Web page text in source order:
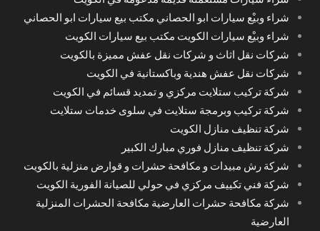
شراء وبيْع سيارات ابو الحصاني مكتب بيع سيارات ابو الحصاني
شراء وبيْع سيارات الكويت مكتب بيع سيارات الكويت
شركات نقل اثاث و شركات نقل عفش مميزة بالكويت
شركات نقل عفش هندية وباكستانية في الكويت
شركة تركيب ستلايت مركزي و تمديد قسائم في الكويت
شركة تركيب وبرمجة ستلايت في سلوى خدمات ستلايت
شركة تنظيف منازل الكويت
شركة تنظيف منازل فوري مبارك الكبير
شركة رش مبيدات و مكافحة حشرات و قوارض منزلية بالكويت
شركة فني تكييف مركزي في حولي للصيانة الفورية الكويت
شركة مكافحة حشرات العارضية مكافحة الحشرات المنزلية
العارضية